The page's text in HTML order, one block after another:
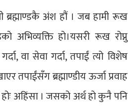
ब्रह्माण्डकै अंश हौं । जब हामी रूख
अभिव्यक्ति हो।यसरी रूख रोप्नु
वा सेवा गर्दा, तपाईं त्यो विशेष
तपाईंसँग ब्रह्माण्डीय ऊर्जा प्रवाह
अहिंसा । जसको अर्थ हो कुनै पनि